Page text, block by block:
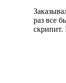
раз все
скрипит.